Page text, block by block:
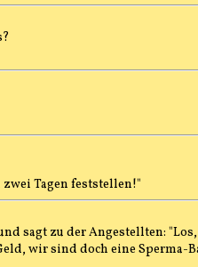
Tagen feststellen!"
sagt zu der Angestellten:
wir sind doch eine Sperma-